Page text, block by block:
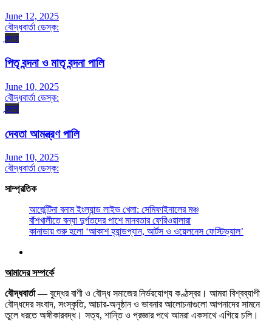
June 12, 2025
বৌদ্ধবার্তা ডেস্ক:
বন্দনা
পিতৃ বন্দনা ও মাতৃ বন্দনা পালি
June 10, 2025
বৌদ্ধবার্তা ডেস্ক:
বন্দনা
দেবতা আমন্ত্রণ পালি
June 10, 2025
বৌদ্ধবার্তা ডেস্ক:
সাম্প্রতিক
আর্জেন্টিনা বনাম ইংল্যান্ড লাইভ খেলা: সেমিফাইনালের মঞ্চ
বাঁশখালীতে বন্যা দুর্গতদের পাশে মানবতার ফেরিওয়ালারা
কানাডায় শুরু হলো ‘আকাশ হ্যান্ডপ্যান, আর্টস ও ওয়েলনেস ফেস্টিভ্যাল’
আমাদের সম্পর্কে
বৌদ্ধবার্তা— বুদ্ধের বাণী ও বৌদ্ধ সমাজের নির্ভরযোগ্য কণ্ঠস্বর। আমরা বিশ্বব্যাপী
বৌদ্ধদের সংবাদ, সংস্কৃতি, আচার-অনুষ্ঠান ও ভাবনার আলোচনাগুলো আপনাদের সামনে
তুলে ধরতে অঙ্গীকারবদ্ধ। সত্য, শান্তি ও প্রজ্ঞার পথে আমরা একসাথে এগিয়ে চলি।